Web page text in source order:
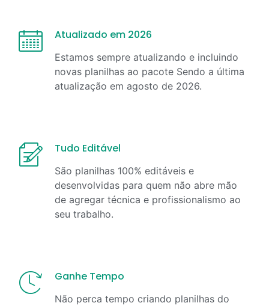
Atualizado em 2026
Estamos sempre atualizando e incluindo
novas planilhas ao pacote Sendo a última
atualização em agosto de 2026.
Tudo Editável
São planilhas 100% editáveis e
desenvolvidas para quem não abre mão
de agregar técnica e profissionalismo ao
seu trabalho.
Ganhe Tempo
Não perca tempo criando planilhas do